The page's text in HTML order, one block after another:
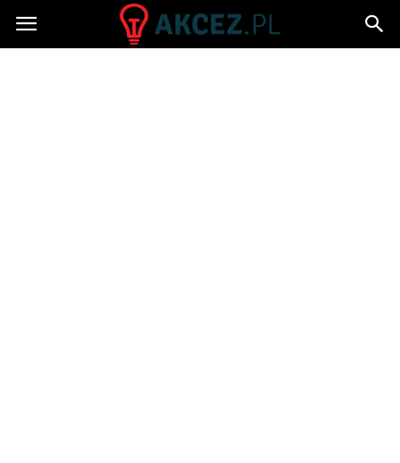
Akcez.pl